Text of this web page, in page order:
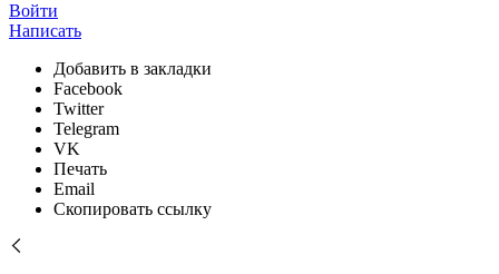
Войти
Написать
Добавить в закладки
Facebook
Twitter
Telegram
VK
Печать
Email
Скопировать ссылку